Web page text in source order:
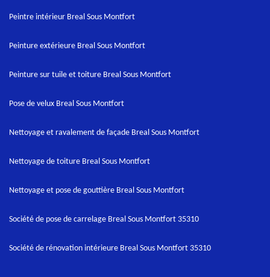
Peintre intérieur Breal Sous Montfort
Peinture extérieure Breal Sous Montfort
Peinture sur tuile et toiture Breal Sous Montfort
Pose de velux Breal Sous Montfort
Nettoyage et ravalement de façade Breal Sous Montfort
Nettoyage de toiture Breal Sous Montfort
Nettoyage et pose de gouttière Breal Sous Montfort
Société de pose de carrelage Breal Sous Montfort 35310
Société de rénovation intérieure Breal Sous Montfort 35310